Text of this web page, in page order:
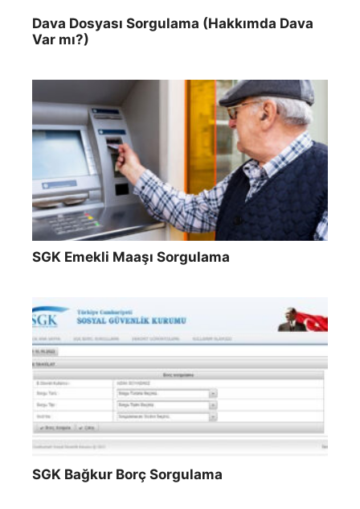
Dava Dosyası Sorgulama (Hakkımda Dava
Var mı?)
SGK Emekli Maaşı Sorgulama
SGK Bağkur Borç Sorgulama